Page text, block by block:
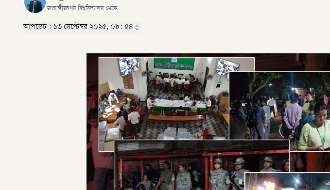
জাহাঙ্গীরনগর বিশ্ববিদ্যালয় থেকে
আপডেট : ১৩ সেপ্টেম্বর ২০২৫, ০৮: ৫৪